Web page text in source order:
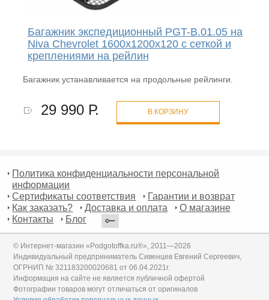
Багажник экспедиционный PGT-B.01.05 на
Niva Chevrolet 1600х1200х120 с сеткой и
креплениями на рейлин
Багажник устанавливается на продольные рейлинги.
29 990 Р. В КОРЗИНУ
Политика конфиденциальности персональной
информации
Сертификаты соответствия
Гарантии и возврат
Как заказать?
Доставка и оплата
О магазине
Контакты
Блог
© Интернет-магазин «Podgotoffka.ru®», 2011—2026
Индивидуальный предприниматель Сивенцев Евгений Сергеевич,
ОГРНИП № 321183200020681 от 06.04.2021г.
Информация на сайте не является публичной офертой
Фотографии товаров могут отличаться от оригиналов